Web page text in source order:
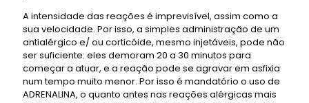
A intensidade das reações é imprevisível, assim como a
sua velocidade. Por isso, a simples administração de um
antialérgico e/ ou corticóide, mesmo injetáveis, pode não
ser suficiente: eles demoram 20 a 30 minutos para
começar a atuar, e a reação pode se agravar em asfixia
num tempo muito menor. Por isso é mandatório o uso de
ADRENALINA, o quanto antes nas reações alérgicas mais